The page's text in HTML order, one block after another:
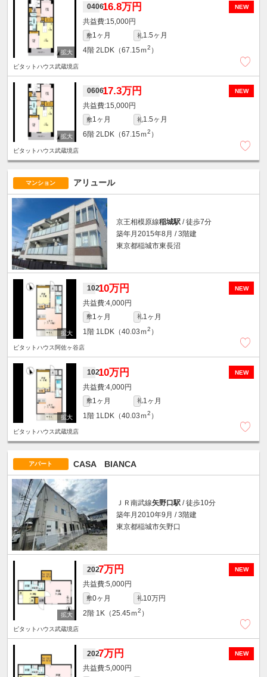
NEW
040616.8万円
15,000円
敷1ヶ月 礼1.5ヶ月
4階 2LDK（67.15ｍ2 ）
ピタットハウス武蔵境店
NEW
060617.3万円
15,000円
敷1ヶ月 礼1.5ヶ月
6階 2LDK（67.15ｍ2 ）
ピタットハウス武蔵境店
マンション アリュール
京王相模原線稲城駅 / 徒歩7分
築年月2015年8月 / 3階建
東京都稲城市東長沼
NEW
10210万円
4,000円
敷1ヶ月 礼1ヶ月
1階 1LDK（40.03ｍ2 ）
ピタットハウス阿佐ヶ谷店
NEW
10210万円
4,000円
敷1ヶ月 礼1ヶ月
1階 1LDK（40.03ｍ2 ）
ピタットハウス武蔵境店
アパート CASA BIANCA
ＪＲ南武線矢野口駅 / 徒歩10分
築年月2010年9月 / 3階建
東京都稲城市矢野口
NEW
2027万円
5,000円
敷0ヶ月 礼10万円
2階 1K（25.45ｍ2 ）
ピタットハウス武蔵境店
NEW
2027万円
5,000円